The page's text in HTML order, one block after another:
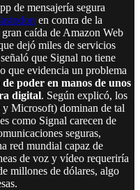
de mensajería segura
en contra de la
caída de Amazon Web
dejó miles de servicios
que Signal no tiene
que evidencia un problema
poder en manos de unos
digital. Según explicó, los
Microsoft) dominan de tal
como Signal carecen de
seguras,
red mundial capaz de
de voz y vídeo requeriría
millones de dólares, algo